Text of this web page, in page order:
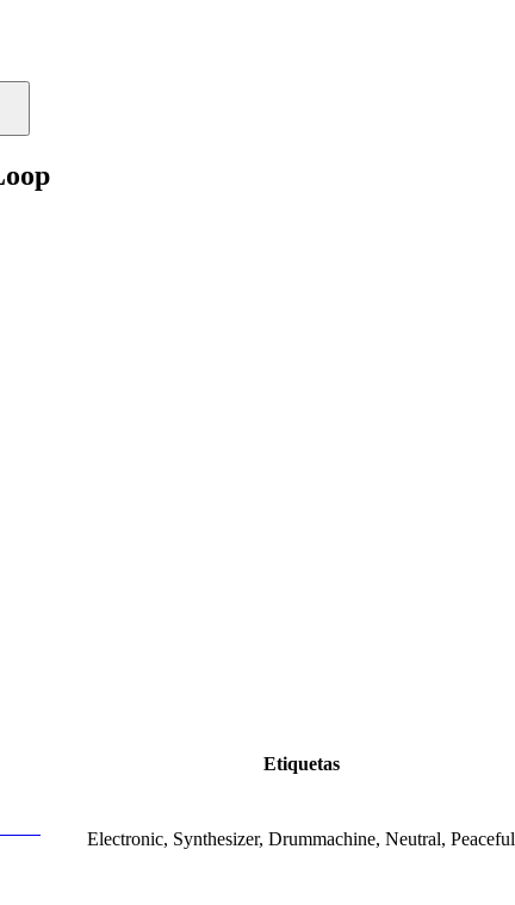
Etiquetas
Electronic, Synthesizer, Drummachine, Neutral, Peaceful